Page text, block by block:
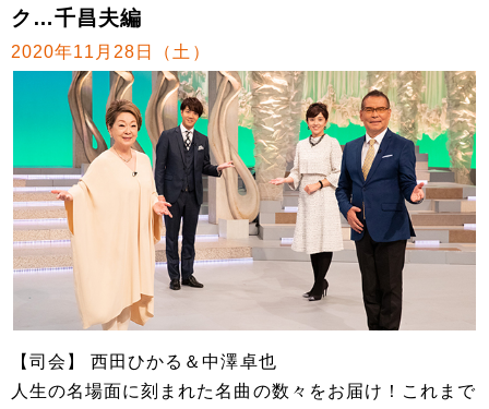
ク…千昌夫編
2020年11月28日（土）
【司会】 西田ひかる＆中澤卓也
人生の名場面に刻まれた名曲の数々をお届け！これまで